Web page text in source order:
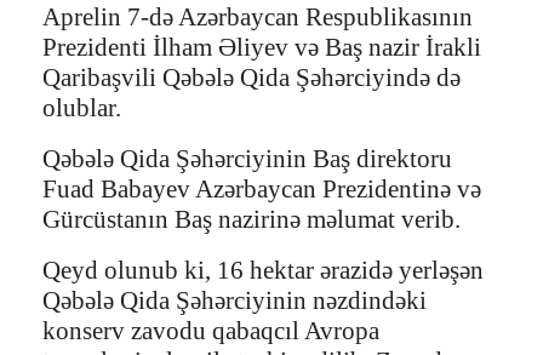
Aprelin 7-də Azərbaycan Respublikasının
Prezidenti İlham Əliyev və Baş nazir İrakli
Qaribaşvili Qəbələ Qida Şəhərciyində də
olublar.
Qəbələ Qida Şəhərciyinin Baş direktoru
Fuad Babayev Azərbaycan Prezidentinə və
Gürcüstanın Baş nazirinə məlumat verib.
Qeyd olunub ki, 16 hektar ərazidə yerləşən
Qəbələ Qida Şəhərciyinin nəzdindəki
konserv zavodu qabaqcıl Avropa